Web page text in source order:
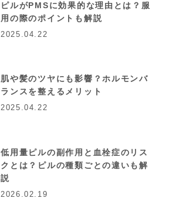
ピルがPMSに効果的な理由とは？服
用の際のポイントも解説
2025.04.22
肌や髪のツヤにも影響？ホルモンバ
ランスを整えるメリット
2025.04.22
低用量ピルの副作用と血栓症のリス
クとは？ピルの種類ごとの違いも解
説
2026.02.19